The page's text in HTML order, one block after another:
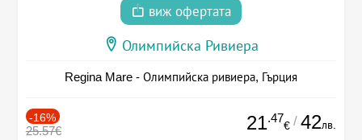
виж офертата
Олимпийска Ривиера
Regina Mare - Олимпийска ривиера, Гърция
-16%
25.57€ 21.47
€ / 42лв.